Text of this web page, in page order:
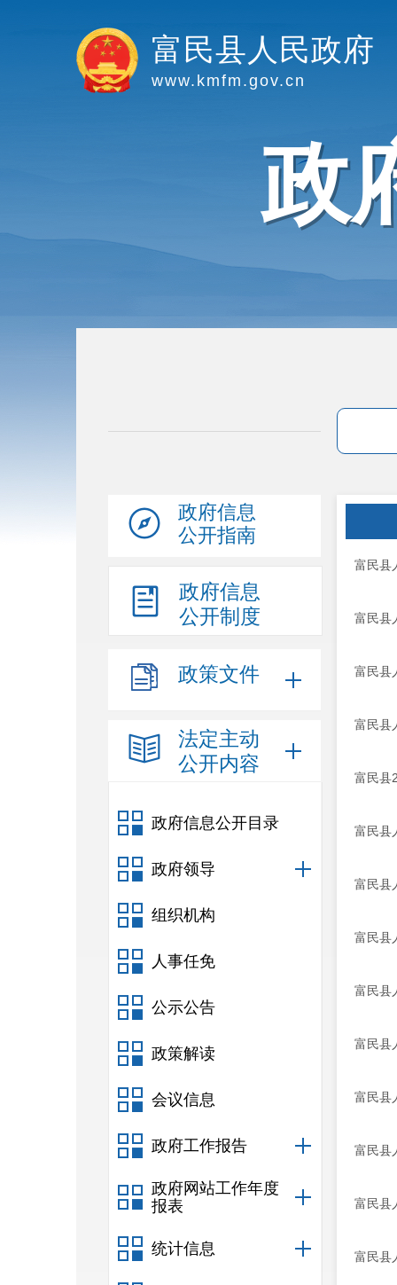
富民县人民政府
www.kmfm.gov.cn
政
政府信息
公开指南
政府信息
公开制度
政策文件
法定主动
公开内容
政府信息公开目录
政府领导
组织机构
人事任免
公示公告
政策解读
会议信息
政府工作报告
政府网站工作年度
报表
统计信息
富民县
富民县
富民县
富民县
富民县
富民县
富民县
富民县
富民县
富民县
富民县
富民县
富民县
富民县